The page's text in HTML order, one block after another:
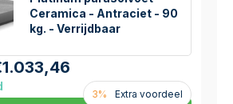
Ceramica - Antraciet - 90
kg. - Verrijdbaar
3% Extra voordeel